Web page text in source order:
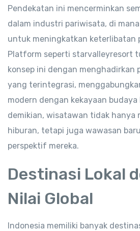
Pendekatan ini mencerminkan
dalam industri pariwisata, di
untuk meningkatkan keterlibatan
Platform seperti starvalleyresort
konsep ini dengan menghadirkan
yang terintegrasi,
modern dengan kekayaan budaya
demikian, wisatawan tidak hanya
hiburan, tetapi juga wawasan
perspektif mereka.
Destinasi Lokal
Nilai Global
Indonesia memiliki banyak